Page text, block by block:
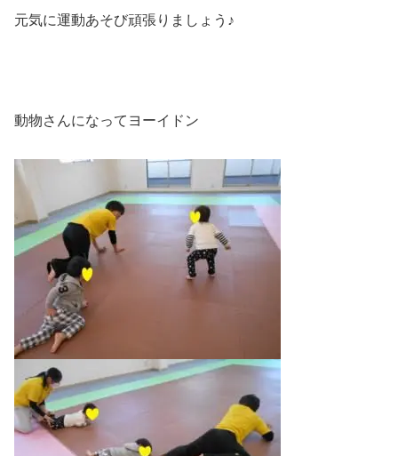
元気に運動あそび頑張りましょう♪
動物さんになってヨーイドン